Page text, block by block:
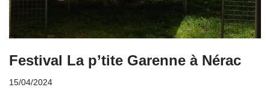
Festival La p’tite Garenne à Nérac
15/04/2024